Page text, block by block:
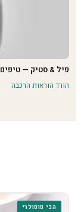
פיל & סטיק — טיפים
הורד הוראות הרכבה
הכי פופולרי